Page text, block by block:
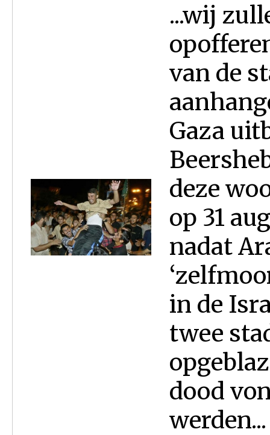
...wij
van de
Gaza
deze
op 31
nadat
in de
twee
dood
werden...